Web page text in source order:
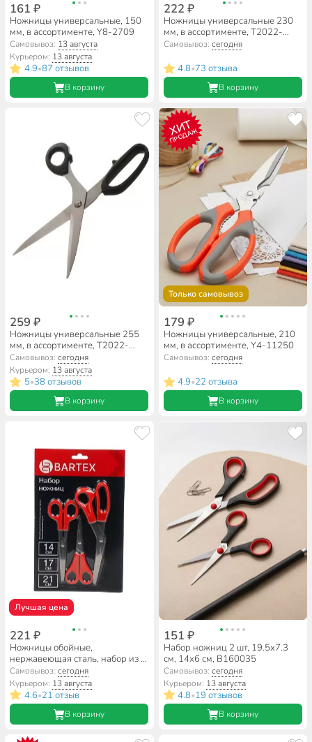
161 ₽
Ножницы универсальные, 150
мм, в ассортименте, Y8-2709
Самовывоз: 13 августа
Курьером: 13 августа
4.9•87 отзывов
В корзину
222 ₽
Ножницы универсальные 230
мм, в ассортименте, T2022-
7077
Самовывоз: сегодня
4.8•73 отзыва
В корзину
259 ₽
Ножницы универсальные 255
мм, в ассортименте, T2022-
7078
Самовывоз:сегодня
Курьером: 13 августа
5•38 отзывов
В корзину
ХИТ
ПРОДАЖ
Только самовывоз
179 ₽
Ножницы универсальные, 210
мм, в ассортименте, Y4-11250
Самовывоз: сегодня
4.9•22 отзыва
В корзину
Лучшая цена
221 ₽
Ножницы обойные,
нержавеющая сталь, набор из 3
шт, Bartex, 1281005
Самовывоз:сегодня
Курьером: 13 августа
4.6•21 отзыв
В корзину
151 ₽
Набор ножниц 2 шт, 19.5х7.3
см, 14х6 см, B160035
Самовывоз: сегодня
Курьером: 13 августа
4.8•19 отзывов
В корзину